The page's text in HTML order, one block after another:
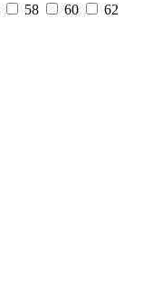
58 60
62